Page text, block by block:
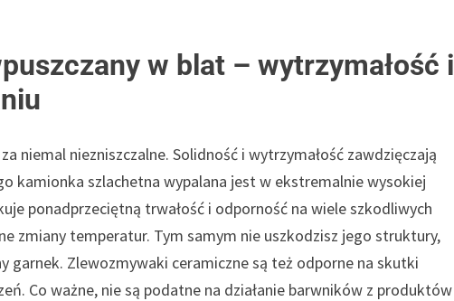
w blat – wytrzymałość i
niemal niezniszczalne. Solidność i wytrzymałość zawdzięczają
kamionka szlachetna wypalana jest w ekstremalnie wysokiej
ponadprzeciętną trwałość i odporność na wiele szkodliwych
zmiany temperatur. Tym samym nie uszkodzisz jego struktury,
garnek. Zlewozmywaki ceramiczne są też odporne na skutki
Co ważne, nie są podatne na działanie barwników z produktów